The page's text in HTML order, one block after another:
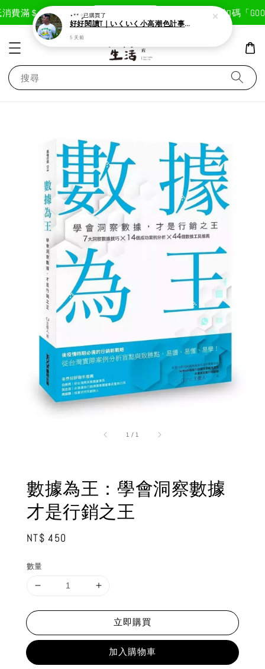
費滿＄1800免運費 現在去購物！ 首次註冊輸入折扣碼「
搜尋
1 / 1
數據為王：學會洞察數據
才是行銷之王
Regular
NT$ 450
數量
立即購買
加入購物車
⋆** ༘已購買了
好好閱讀T｜いくいく小高潮色計事務所X好好生活書店聯名款
5 天前